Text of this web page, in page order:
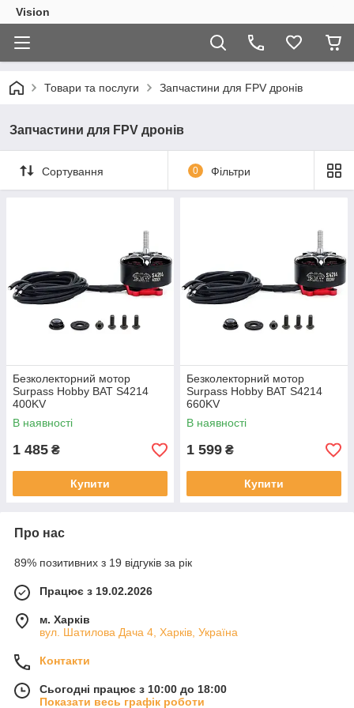
Vision
Товари та послуги Запчастини для FPV дронів
Запчастини для FPV дронів
Сортування 0 Фільтри
Безколекторний мотор
Surpass Hobby BAT S4214
400KV
В наявності
1 485 ₴
Купити
Безколекторний мотор
Surpass Hobby BAT S4214
660KV
В наявності
1 599 ₴
Купити
Про нас
89% позитивних з 19 відгуків за рік
Працює з 19.02.2026
м. Харків
вул. Шатилова Дача 4, Харків, Україна
Контакти
Сьогодні працює з 10:00 до 18:00
Показати весь графік роботи